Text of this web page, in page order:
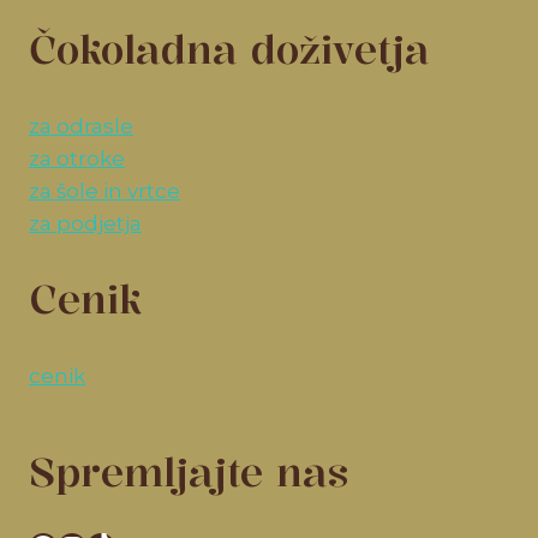
Čokoladna doživetja
za odrasle
za otroke
za šole in vrtce
za podjetja
Cenik
cenik
Spremljajte nas